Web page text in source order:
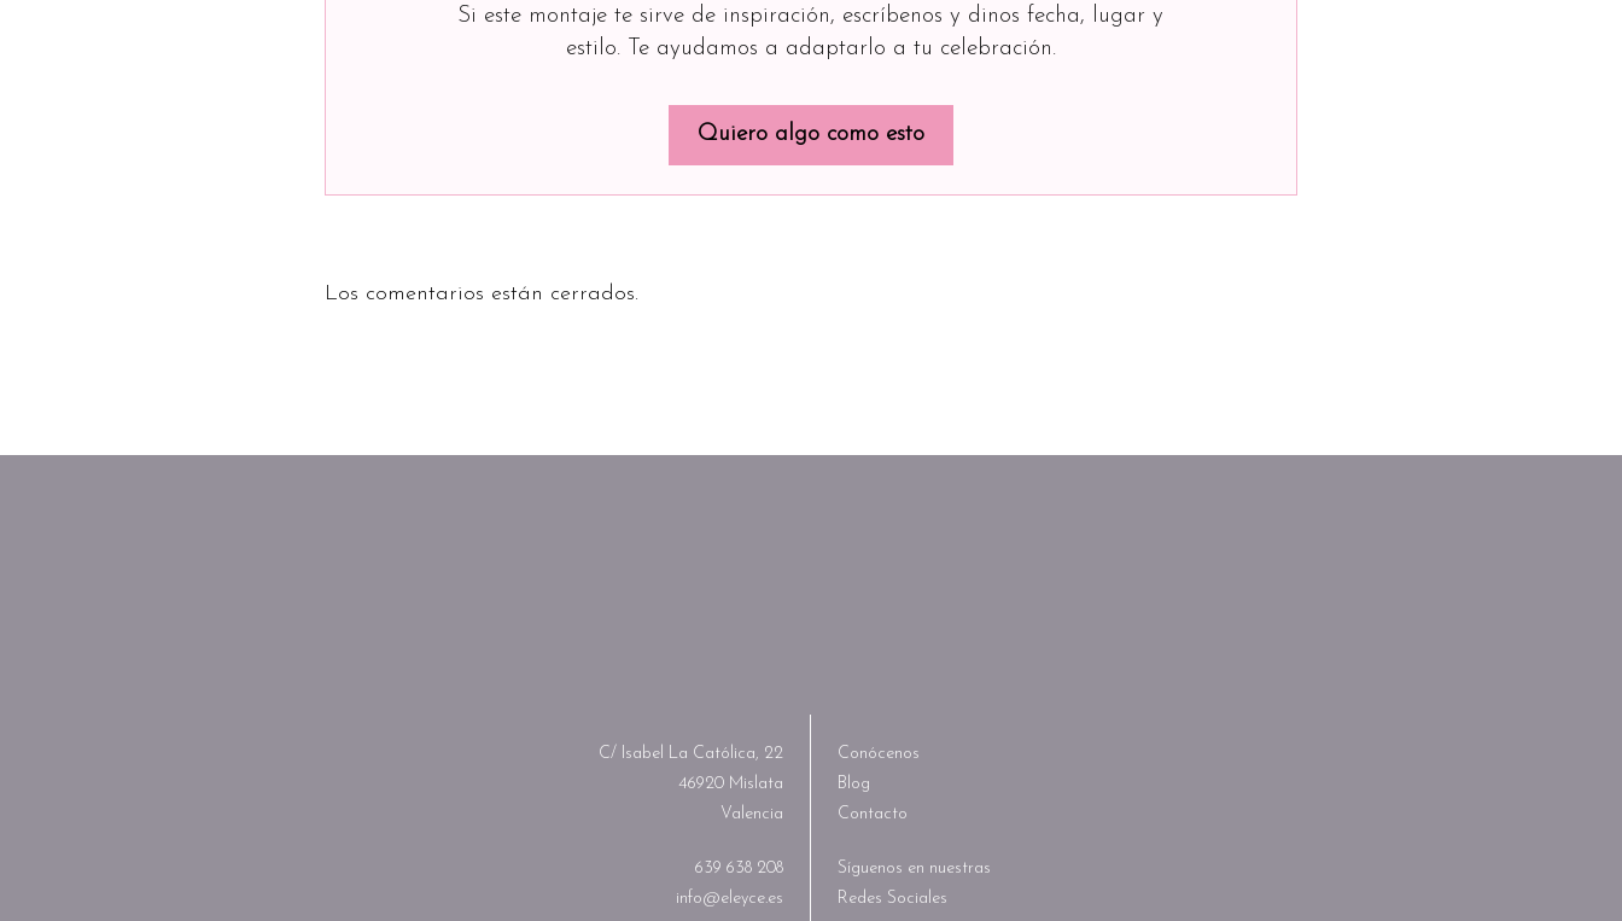
Si este montaje te sirve de inspiración, escríbenos y dinos fecha, lugar y
estilo. Te ayudamos a adaptarlo a tu celebración.
Quiero algo como esto
Los comentarios están cerrados.
C/ Isabel La Católica, 22
46920 Mislata
Valencia
639 638 208
info@eleyce.es
Conócenos
Blog
Contacto
Síguenos en nuestras
Redes Sociales